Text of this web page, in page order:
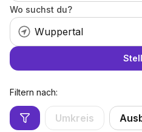
Wo suchst du?
Filtern nach:
Umkreis